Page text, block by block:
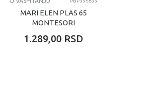
MARI ELEN PLAS 65
MONTESORI
DECU OD 6 DO 12
1.289,00 RSD